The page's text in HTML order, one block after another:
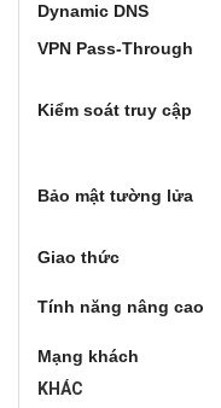
Dynamic DNS
VPN Pass-Through
Kiểm soát truy cập
Bảo mật tường lửa
Giao thức
Tính năng nâng cao
Mạng khách
KHÁC